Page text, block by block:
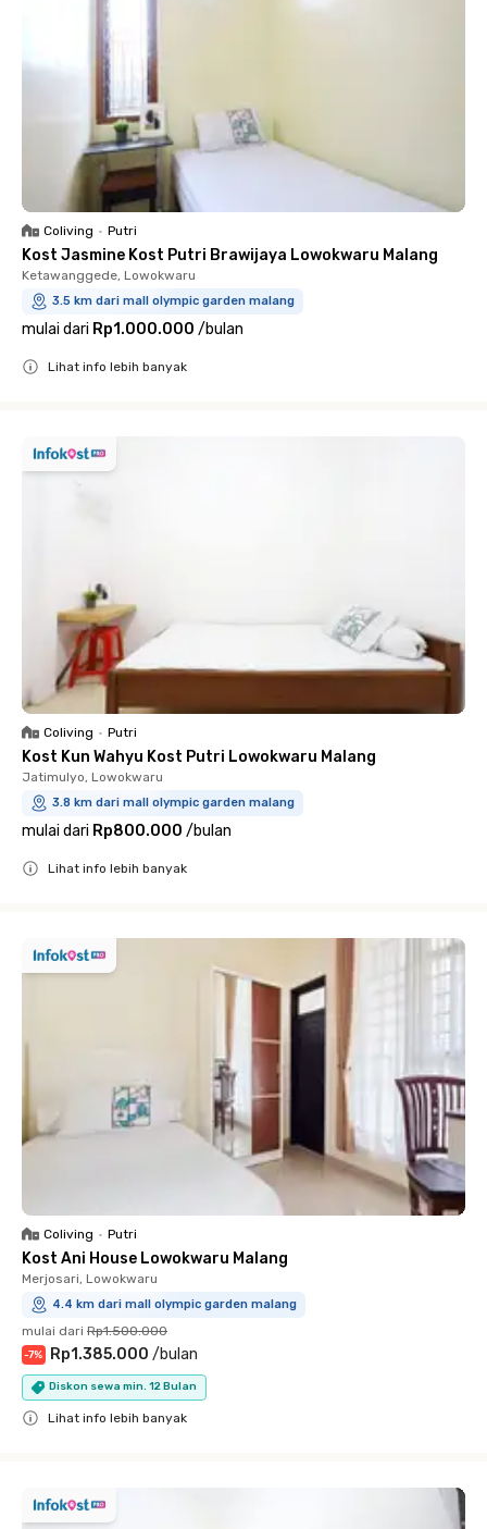
Coliving • Putri
Kost Jasmine Kost Putri Brawijaya Lowokwaru Malang
Ketawanggede, Lowokwaru
3.5 km dari mall olympic garden malang
mulai dari Rp1.000.000 /bulan
Lihat info lebih banyak
Coliving • Putri
Kost Kun Wahyu Kost Putri Lowokwaru Malang
Jatimulyo, Lowokwaru
3.8 km dari mall olympic garden malang
mulai dari Rp800.000 /bulan
Lihat info lebih banyak
Coliving • Putri
Kost Ani House Lowokwaru Malang
Merjosari, Lowokwaru
4.4 km dari mall olympic garden malang
mulai dari Rp1.500.000
-7% Rp1.385.000 /bulan
Diskon sewa min. 12 Bulan
Lihat info lebih banyak